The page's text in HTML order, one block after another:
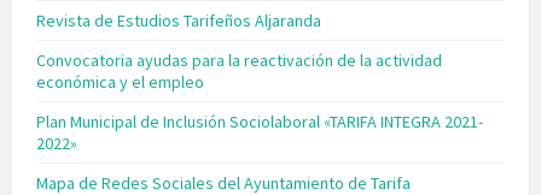
Revista de Estudios Tarifeños Aljaranda
Convocatoria ayudas para la reactivación de la actividad
económica y el empleo
Plan Municipal de Inclusión Sociolaboral «TARIFA INTEGRA 2021-
2022»
Mapa de Redes Sociales del Ayuntamiento de Tarifa